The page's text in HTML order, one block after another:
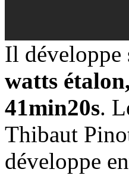
Il développe
watts
41min20s.
Thibaut
développe